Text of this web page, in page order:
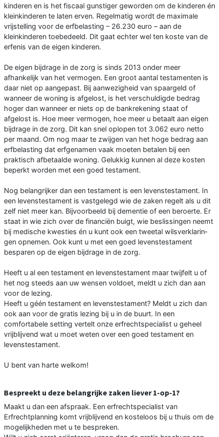
kinderen en is het fiscaal gunstiger geworden om de kinde­ren én
kleinkinderen te laten erven. Re­gelmatig wordt de maximale
vrijstelling voor de erfbelasting – 26.230 euro – aan de
kleinkinderen toebedeeld. Dit gaat echter wel ten koste van de
erfenis van de eigen kinderen.
De eigen bijdrage in de zorg is sinds 2013 onder meer
afhankelijk van het vermo­gen. Een groot aantal testamenten is
daar niet op aangepast. Bij aanwezigheid van spaargeld of
wanneer de woning is afge­lost, is het verschuldigde bedrag
hoger dan wanneer er niets op de bankrekening staat of
afgelost is. Hoe meer vermogen, hoe meer u betaalt aan eigen
bijdrage in de zorg. Dit kan snel oplopen tot 3.062 euro netto
per maand. Om nog maar te zwijgen van het hoge bedrag aan
erfbe­lasting dat erfgenamen vaak moeten be­talen bij een
praktisch afbetaalde woning. Gelukkig kunnen al deze kosten
beperkt worden met een goed testament.
Nog belangrijker dan een testament is een levenstestament. In
een levenstesta­ment is vastgelegd wie de zaken regelt als u dit
zelf niet meer kan. Bijvoorbeeld bij dementie of een beroerte. Er
staat in wie zich over de financiën buigt, wie be­slissingen neemt
bij medische kwesties én u kunt ook een tweetal wilsverklarin­
gen opnemen. Ook kunt u met een goed levenstestament
besparen op de eigen bijdrage in de zorg.
Heeft u al een testament en levenstestament maar twijfelt u of
het nog steeds aan uw wensen voldoet, meldt u zich dan aan
voor de lezing.
Heeft u géén testament en levenstesta­ment? Meldt u zich dan
ook aan voor de gratis lezing bij u in de buurt. In een
comfortabele setting vertelt onze erfrechtspecialist u geheel
vrijblij­vend wat u moet weten over een goed testament en
levenstestament.
U bent van harte welkom!
Bespreekt u deze belangrijke zaken liever 1-op-1?
Maakt u dan een afspraak. Een erf­rechtspecialist van
Erfrechtplanning komt vrijblijvend en kosteloos bij u thuis om de
mogelijkheden met u te bespreken.